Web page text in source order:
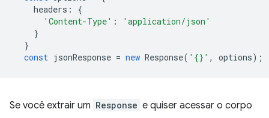
headers :
{
'Content-Type' :
'application/json'
}
}
const jsonResponse = new Response( '{}' , options);
Se você extrair um Response e quiser acessar o corpo